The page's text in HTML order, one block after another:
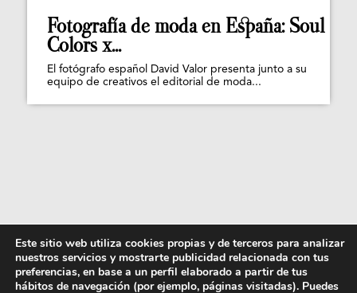
Fotografía de moda en España: Soul
Colors x...
El fotógrafo español David Valor presenta junto a su
equipo de creativos el editorial de moda...
Este sitio web utiliza cookies propias y de terceros para analizar
nuestros servicios y mostrarte publicidad relacionada con tus
preferencias, en base a un perfil elaborado a partir de tus
hábitos de navegación (por ejemplo, páginas visitadas). Puedes